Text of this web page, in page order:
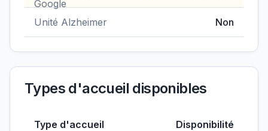
Unité Alzheimer Non
Types d'accueil disponibles
Type d'accueil Disponibilité